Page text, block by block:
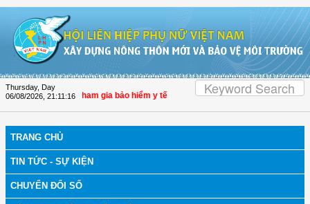
Thursday, Day
06/08/2026 21:11:18
người dân tham gia bảo hiểm y tế
TRANG CHỦ
TIN TỨC - SỰ KIỆN
CHUYỂN ĐỔI SỐ